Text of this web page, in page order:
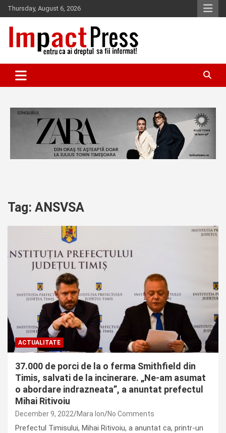
Skip
to
content
Thursday, August 6, 2026
IMPACTPRESS
Tag: ANSVSA
ACTUALITATE
37.000 de porci de la o ferma Smithfield din
Timis, salvati de la incinerare. „Ne-am asumat
o abordare indrazneata”, a anuntat prefectul
Mihai Ritivoiu
December 9, 2022 Mara Ion No Comments
Prefectul Timisului, Mihai Ritivoiu, a anuntat ca, printr-un